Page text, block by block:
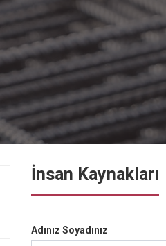
İnsan Kaynakları
Adınız Soyadınız